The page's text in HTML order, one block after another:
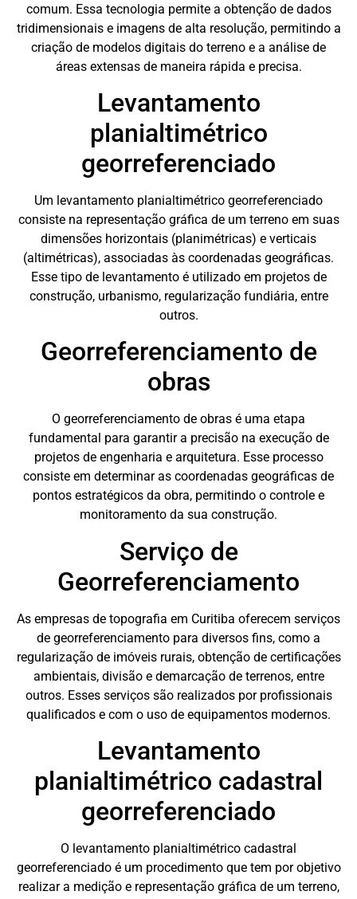
comum. Essa tecnologia permite a obtenção de dados
tridimensionais e imagens de alta resolução, permitindo a
criação de modelos digitais do terreno e a análise de
áreas extensas de maneira rápida e precisa.
Levantamento
planialtimétrico
georreferenciado
Um levantamento planialtimétrico georreferenciado
consiste na representação gráfica de um terreno em suas
dimensões horizontais (planimétricas) e verticais
(altimétricas), associadas às coordenadas geográficas.
Esse tipo de levantamento é utilizado em projetos de
construção, urbanismo, regularização fundiária, entre
outros.
Georreferenciamento de
obras
O georreferenciamento de obras é uma etapa
fundamental para garantir a precisão na execução de
projetos de engenharia e arquitetura. Esse processo
consiste em determinar as coordenadas geográficas de
pontos estratégicos da obra, permitindo o controle e
monitoramento da sua construção.
Serviço de
Georreferenciamento
As empresas de topografia em Curitiba oferecem serviços
de georreferenciamento para diversos fins, como a
regularização de imóveis rurais, obtenção de certificações
ambientais, divisão e demarcação de terrenos, entre
outros. Esses serviços são realizados por profissionais
qualificados e com o uso de equipamentos modernos.
Levantamento
planialtimétrico cadastral
georreferenciado
O levantamento planialtimétrico cadastral
georreferenciado é um procedimento que tem por objetivo
realizar a medição e representação gráfica de um terreno,